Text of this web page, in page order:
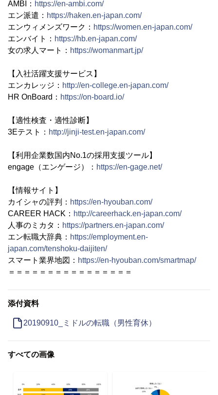
AMBI： https://en-ambi.com/
エン派遣： https://haken.en-japan.com/
エンウィメンズワーク： https://women.en-japan.com/
エンバイト： https://hb.en-japan.com/
女の求人マート： https://womanmart.jp/
【入社活躍支援サービス】
エンカレッジ： http://en-college.en-japan.com/
HR OnBoard： https://on-board.io/
【適性検査・適性診断】
3Eテスト： http://jinji-test.en-japan.com/
【利用企業数国内No.1の採用支援ツール】
engage（エンゲージ）： https://en-gage.net/
【情報サイト】
カイシャの評判： https://en-hyouban.com/
CAREER HACK： http://careerhack.en-japan.com/
人事のミカタ： https://partners.en-japan.com/
エン転職大辞典： https://employment.en-
japan.com/tenshoku-daijiten/
スマート業界地図： https://en-hyouban.com/smartmap/
＝＝＝＝＝＝＝＝＝＝＝＝＝＝＝＝
添付資料
20190910_ミドルの転職（男性育休）
すべての画像